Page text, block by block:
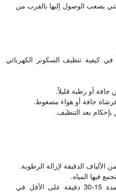
يصعب الوصول إليها بالقرب من
في كيفية تنظيف السكوتر الكهربائي
أو رطبة قليلاً.
جافة أو هواء مضغوط.
بعد التنظيف.
الدقيقة لإزالة الرطوبة.
فيها المياه.
اترك السكوتر ليجف في الهواء لمدة 15-30 دقيقة على الأقل في